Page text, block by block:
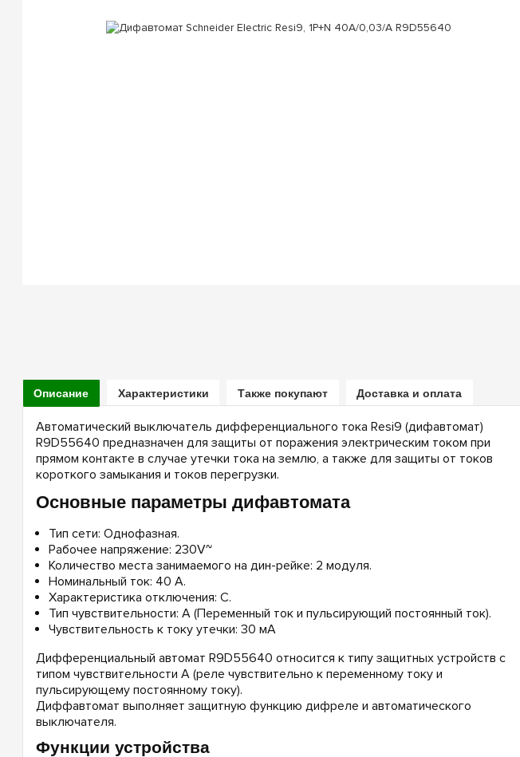
Описание Характеристики Также покупают Доставка и оплата
Автоматический выключатель дифференциального тока Resi9 (дифавтомат)
R9D55640 предназначен для защиты от поражения электрическим током при
прямом контакте в случае утечки тока на землю, а также для защиты от токов
короткого замыкания и токов перегрузки.
Основные параметры дифавтомата
Тип сети: Однофазная.
Рабочее напряжение: 230V~
Количество места занимаемого на дин-рейке: 2 модуля.
Номинальный ток: 40 А.
Характеристика отключения: С.
Тип чувствительности: А (Переменный ток и пульсирующий постоянный ток).
Чувствительность к току утечки: 30 мА
Дифференциальный автомат R9D55640 относится к типу защитных устройств с
типом чувствительности А (реле чувствительно к переменному току и
пульсирующему постоянному току).
Диффавтомат выполняет защитную функцию дифреле и автоматического
выключателя.
Функции устройства